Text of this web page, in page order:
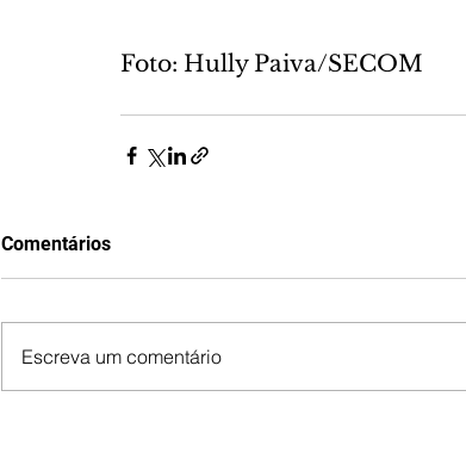
Foto: Hully Paiva/SECOM
Comentários
Escreva um comentário